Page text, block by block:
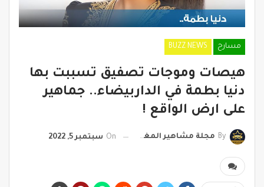
مسارح BUZZ NEWS
هيصات وموجات تصفيق تسببت بها
دنيا بطمة في الداربيضاء.. جماهير
على ارض الواقع !
By مجلة مشاهير المغرب On سبتمبر 5, 2022